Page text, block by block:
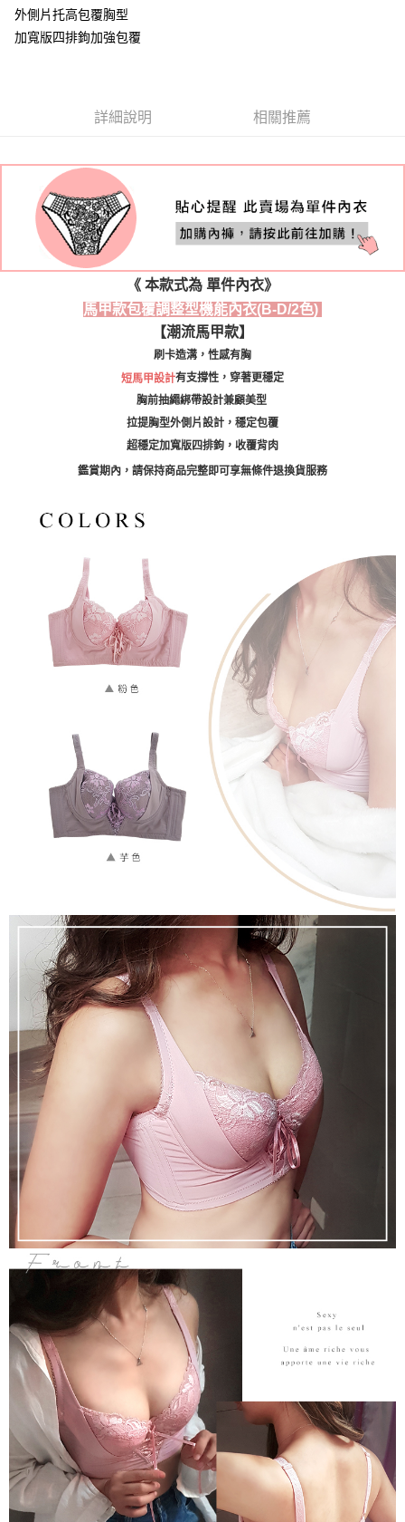
每筆NT$60，滿NT$999(含以上)免運費
國際順豐速運
外側片托高包覆胸型
加寬版四排鉤加強包覆
詳細說明 相關推薦
《 本款式為 單件內衣》
馬甲款包覆調整型機能內衣(B-D/2色)
【潮流馬甲款】
刷卡造溝，性感有胸
短馬甲設計有支撐性，穿著更穩定
胸前抽繩綁帶設計兼顧美型
拉提胸型外側片設計，穩定包覆
超穩定加寬版四排鉤，收覆背肉
鑑賞期內，請保持商品完整即可享無條件退換貨服務